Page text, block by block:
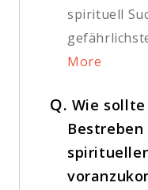
spirituell
More
Q. Wie